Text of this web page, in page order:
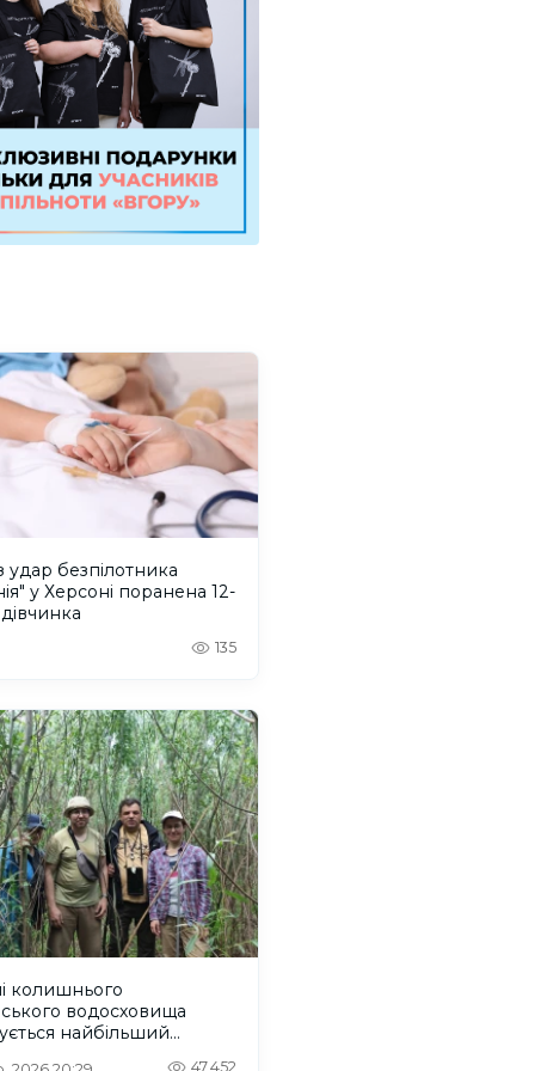
удар безпілотника
у Херсоні поранена 12-
135
колишнього
водосховища
найбільший
47,452